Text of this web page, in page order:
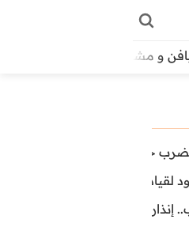
فن و مشاهير
لقيادة منتخب كوت ديفوار
إنذاران جديدان بسبب الأمطار